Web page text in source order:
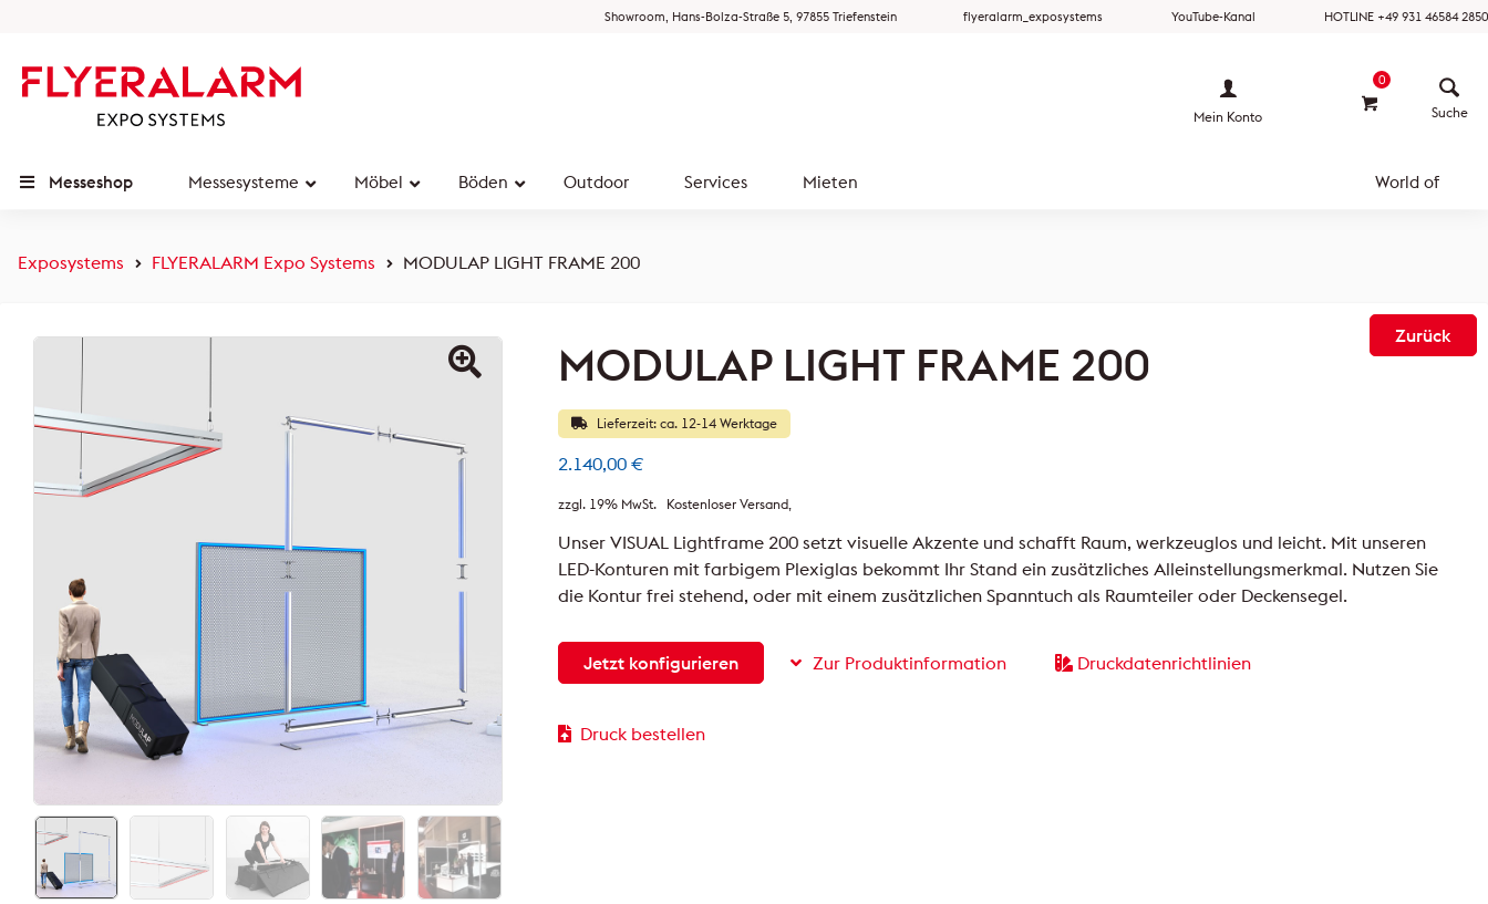
Showroom, Hans-Bolza-Straße 5, 97855 Triefenstein flyeralarm_exposystems YouTube-Kanal HOTLINE +49 931 46584 2850
0
Messeshop Messesysteme Möbel Böden Outdoor Services Mieten World of
Mein Konto
Exposystems FLYERALARM Expo Systems MODULAP LIGHT FRAME 200
Zurück
MODULAP LIGHT FRAME 200
Lieferzeit: ca. 12-14 Werktage
2.140,00 €
zzgl. 19% MwSt. Kostenloser Versand
Unser VISUAL Lightframe 200 setzt visuelle Akzente und schafft Raum, werkzeuglos und leicht. Mit unseren
LED-Konturen mit farbigem Plexiglas bekommt Ihr Stand ein zusätzliches Alleinstellungsmerkmal. Nutzen Sie
die Kontur frei stehend, oder mit einem zusätzlichen Spanntuch als Raumteiler oder Deckensegel.
Jetzt konfigurieren Zur Produktinformation Druckdatenrichtlinien
Druck bestellen